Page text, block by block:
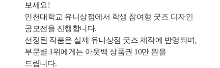
보세요!
인천대학교 유니상점에서 학생 참여형 굿즈 디자인
공모전을 진행합니다.
선정된 작품은 실제 유니상점 굿즈 제작에 반영되며,
부문별 1위에게는 아웃백 상품권 10만 원 을
드립니다.